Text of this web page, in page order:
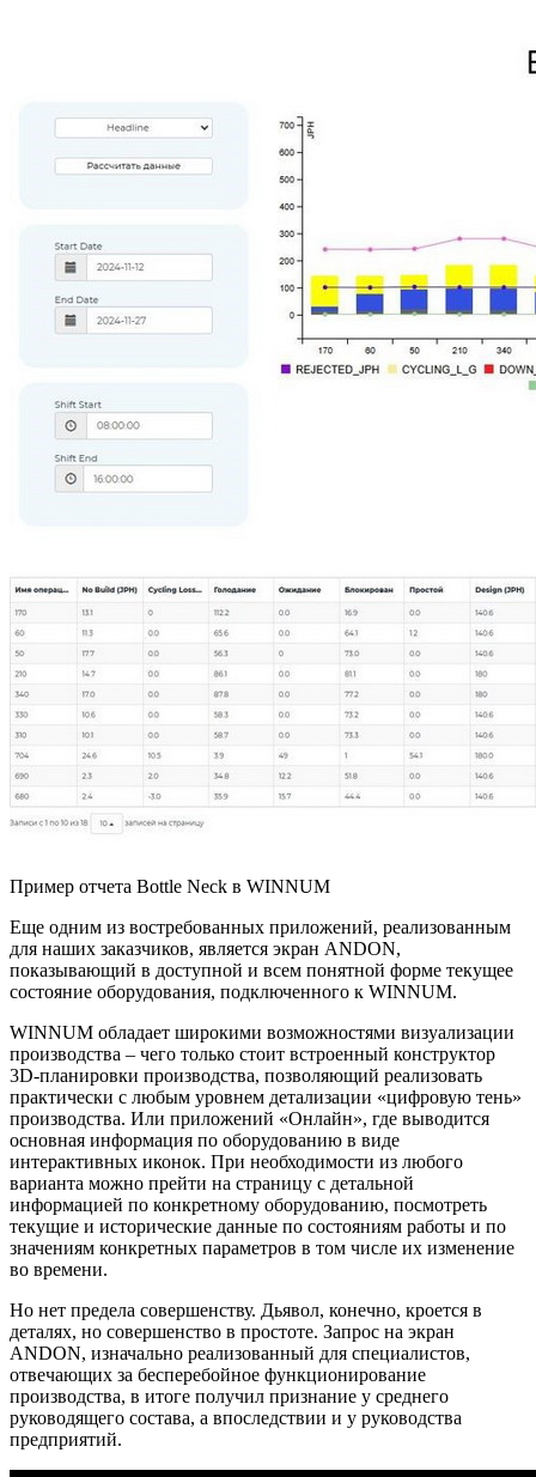
Пример отчета Bottle Neck в WINNUM
Еще одним из востребованных приложений, реализованным
для наших заказчиков, является экран ANDON,
показывающий в доступной и всем понятной форме текущее
состояние оборудования, подключенного к WINNUM.
WINNUM обладает широкими возможностями визуализации
производства – чего только стоит встроенный конструктор
3D-планировки производства, позволяющий реализовать
практически с любым уровнем детализации «цифровую тень»
производства. Или приложений «Онлайн», где выводится
основная информация по оборудованию в виде
интерактивных иконок. При необходимости из любого
варианта можно прейти на страницу с детальной
информацией по конкретному оборудованию, посмотреть
текущие и исторические данные по состояниям работы и по
значениям конкретных параметров в том числе их изменение
во времени.
Но нет предела совершенству. Дьявол, конечно, кроется в
деталях, но совершенство в простоте. Запрос на экран
ANDON, изначально реализованный для специалистов,
отвечающих за бесперебойное функционирование
производства, в итоге получил признание у среднего
руководящего состава, а впоследствии и у руководства
предприятий.